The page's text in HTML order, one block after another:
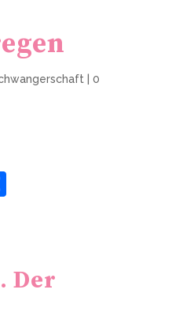
0
T
Der